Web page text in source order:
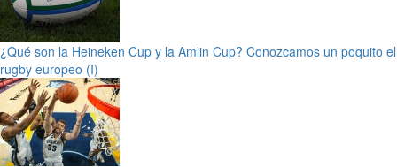
¿Qué son la Heineken Cup y la Amlin Cup? Conozcamos un poquito el
rugby europeo (I)